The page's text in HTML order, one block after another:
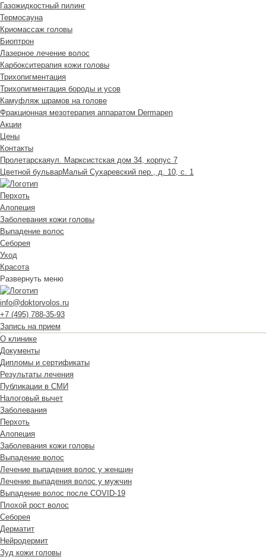
Газожидкостный пилинг
Термосауна
Криомассаж головы
Биоптрон
Лазерное лечение волос
Карбокситерапия кожи головы
Трихопигментация
Трихопигментация бороды и усов
Камуфляж шрамов на голове
Фракционная мезотерапия аппаратом Dermapen
Акции
Цены
Контакты
Пролетарскаяул. Марксистская дом 34, корпус 7
Цветной бульварМалый Сухаревский пер., д. 10, с. 1
Перхоть
Алопеция
Заболевания кожи головы
Выпадение волос
Cеборея
Уход
Красота
Развернуть меню
info@doktorvolos.ru
+7 (495) 788-35-93
Запись на прием
О клинике
Документы
Дипломы и сертификаты
Результаты лечения
Публикации в СМИ
Налоговый вычет
Заболевания
Перхоть
Алопеция
Заболевания кожи головы
Выпадение волос
Лечение выпадения волос у женщин
Лечение выпадения волос у мужчин
Выпадение волос после COVID-19
Плохой рост волос
Cеборея
Дерматит
Нейродермит
Зуд кожи головы